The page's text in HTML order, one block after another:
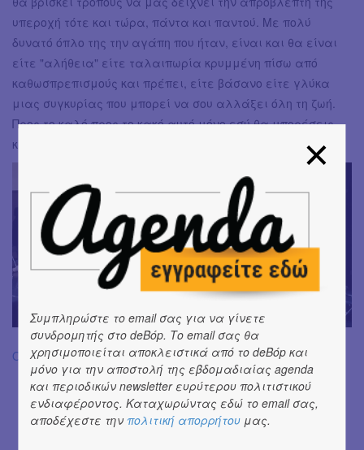
υπεροχή τότε και τώρα, πάντα και παντού. Με πολύ
δυνατό όπλο της την αγάπη που ήταν, είναι και θα είναι
είτε "αλήθεια" είτε ταλαιπωρία κρυμμένη πίσω από
καθωσπρεπισμούς και πρέπει, είτε βάσανο είτε γλύκα
μιας συγκυρίας που μπορεί να σου αλλάξει όλη τη ζωή.
Προς το καλό προς το κακό αυτό μόνο εσύ θα μπορέσεις
κάπου, κάπως, κάποια στιγμή να το πεις.
ΟΛΕΣ ΟΙ ΠΛΗΡΟΦΟΡΙΕΣ ΓΙΑ ΤΗΝ ΠΑΡΑΣΤΑΣΗ ΕΔΩ.
Συμπληρώστε το email σας για να γίνετε
συνδρομητής στο deBόp. Το email σας θα
χρησιμοποιείται αποκλειστικά από το deBόp και
μόνο για την αποστολή της εβδομαδιαίας agenda
και περιοδικών newsletter ευρύτερου πολιτιστικού
ενδιαφέροντος. Καταχωρώντας εδώ το email σας,
αποδέχεστε την πολιτική απορρήτου μας.